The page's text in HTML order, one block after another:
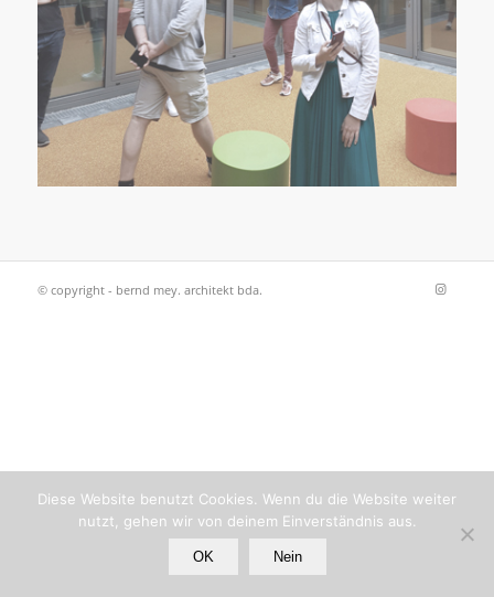
© copyright - bernd mey. architekt bda.
Diese Website benutzt Cookies. Wenn du die Website weiter
nutzt, gehen wir von deinem Einverständnis aus.
OK Nein